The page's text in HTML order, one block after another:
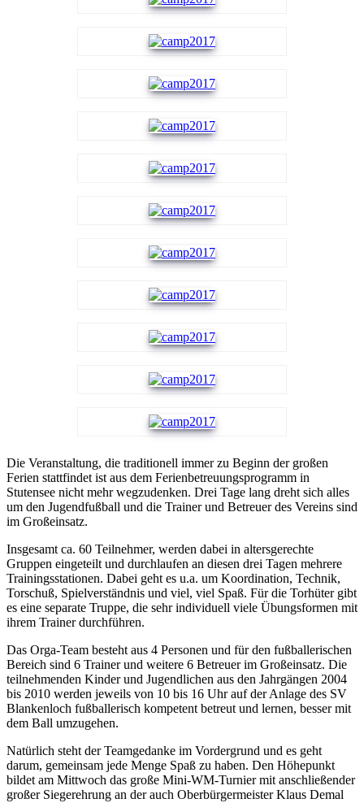
Die Veranstaltung, die traditionell immer zu Beginn der großen
Ferien stattfindet ist aus dem Ferienbetreuungsprogramm in
Stutensee nicht mehr wegzudenken. Drei Tage lang dreht sich alles
um den Jugendfußball und die Trainer und Betreuer des Vereins sind
im Großeinsatz.
Insgesamt ca. 60 Teilnehmer, werden dabei in altersgerechte
Gruppen eingeteilt und durchlaufen an diesen drei Tagen mehrere
Trainingsstationen. Dabei geht es u.a. um Koordination, Technik,
Torschuß, Spielverständnis und viel, viel Spaß. Für die Torhüter gibt
es eine separate Truppe, die sehr individuell viele Übungsformen mit
ihrem Trainer durchführen.
Das Orga-Team besteht aus 4 Personen und für den fußballerischen
Bereich sind 6 Trainer und weitere 6 Betreuer im Großeinsatz. Die
teilnehmenden Kinder und Jugendlichen aus den Jahrgängen 2004
bis 2010 werden jeweils von 10 bis 16 Uhr auf der Anlage des SV
Blankenloch fußballerisch kompetent betreut und lernen, besser mit
dem Ball umzugehen.
Natürlich steht der Teamgedanke im Vordergrund und es geht
darum, gemeinsam jede Menge Spaß zu haben. Den Höhepunkt
bildet am Mittwoch das große Mini-WM-Turnier mit anschließender
großer Siegerehrung an der auch Oberbürgermeister Klaus Demal